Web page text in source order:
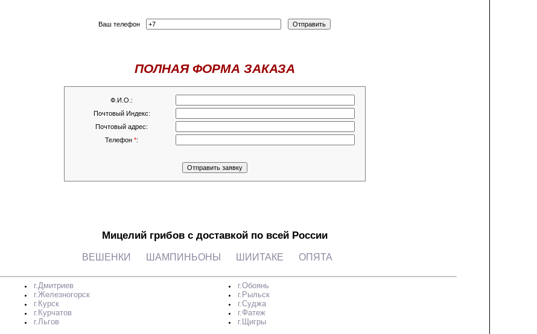
Ваш телефон
ПОЛНАЯ ФОРМА ЗАКАЗА
Ф.И.О.:
Почтовый Индекс:
Почтовый адрес:
Телефон *:
Мицелий грибов с доставкой по всей России
ВЕШЕНКИ ШАМПИНЬОНЫ ШИИТАКЕ ОПЯТА
г.Дмитриев
г.Железногорск
г.Курск
г.Курчатов
г.Льгов
г.Обоянь
г.Рыльск
г.Суджа
г.Фатеж
г.Щигры